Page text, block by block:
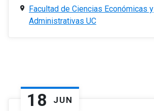
Facultad de Ciencias Económicas y
Administrativas UC
18 JUN